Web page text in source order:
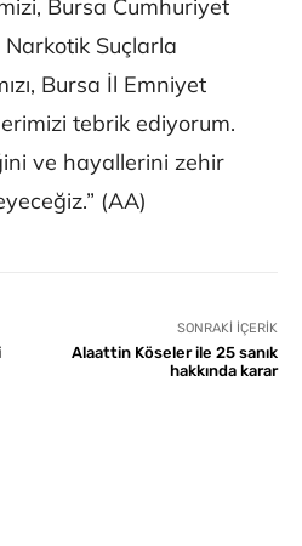
Bursa Cumhuriyet
Narkotik Suçlarla
Bursa İl Emniyet
tebrik ediyorum.
ve hayallerini zehir
(AA)
SONRAKI İÇERIK
Alaattin Köseler ile 25 sanık
hakkında karar